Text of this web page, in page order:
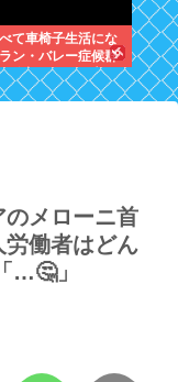
て車椅子生活にな
ン・バレー症候群
絶望。死んだ方が
た」
メローニ首
働者はどん
…🤔」